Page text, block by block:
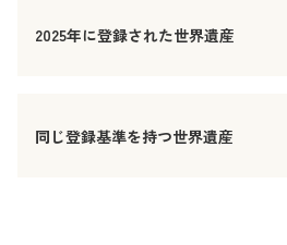
2025年に登録された世界遺産
同じ登録基準を持つ世界遺産